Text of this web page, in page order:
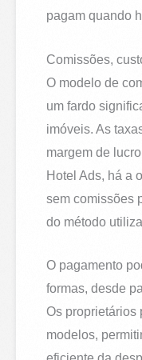
pagam quando
Comissões,
O modelo de
um fardo
imóveis. As
margem de
Hotel Ads, há a
sem comissões
do método
O pagamento
formas, desde
Os proprietários
modelos,